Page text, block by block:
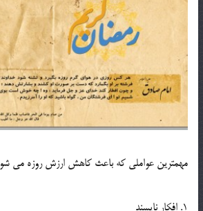
مهمترین عواملی که باعث کاهش ارزش روزه می